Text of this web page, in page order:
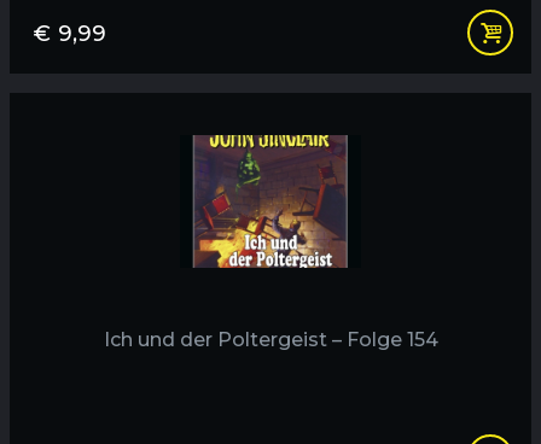
€ 9,99
Ich und der Poltergeist – Folge 154